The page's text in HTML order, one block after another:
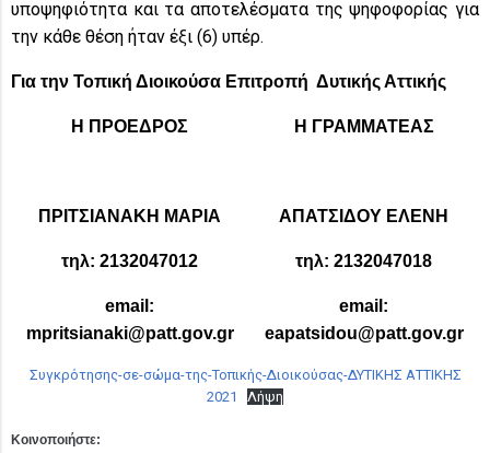
υποψηφιότητα και τα αποτελέσματα της ψηφοφορίας για
την κάθε θέση ήταν έξι (6) υπέρ.
Για την Τοπική Διοικούσα Επιτροπή Δυτικής Αττικής
Η ΠΡΟΕΔΡΟΣ
ΠΡΙΤΣΙΑΝΑΚΗ ΜΑΡΙΑ
τηλ: 2132047012
email :
mpritsianaki@patt.gov.gr
Η ΓΡΑΜΜΑΤΕΑΣ
ΑΠΑΤΣΙΔΟΥ ΕΛΕΝΗ
τηλ: 2132047018
email :
eapatsidou@patt.gov.gr
Συγκρότησης-σε-σώμα-της-Τοπικής-Διοικούσας-ΔΥΤΙΚΗΣ ΑΤΤΙΚΗΣ
2021
Λήψη
Κοινοποιήστε: